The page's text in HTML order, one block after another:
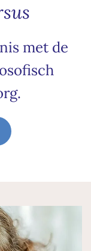
met de